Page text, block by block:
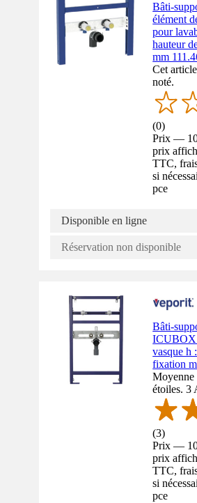
Bâti-
élément
pour
hauteur
mm
Cet
noté.
(0)
Prix —
prix
TTC,
si
pce
Disponible en ligne
Réservation non disponible
Bâti-
ICUBOX
vasque h
fixation
Moyenne
étoiles. 3
(3)
Prix —
prix
TTC,
si
pce